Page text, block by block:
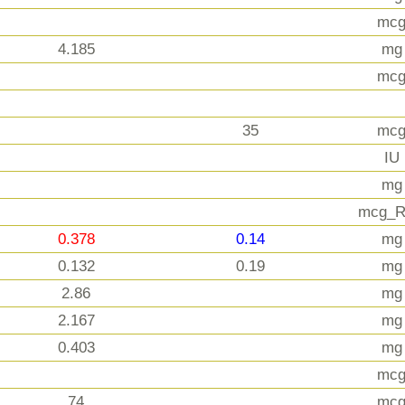
mcg
4.185
mg
mcg
35
mcg
IU
mg
0.378
0.14
mg
0.132
0.19
mg
2.86
mg
2.167
mg
0.403
mg
mcg